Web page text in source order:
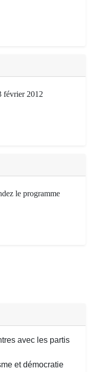
février 2012
le programme
avec les partis
et démocratie